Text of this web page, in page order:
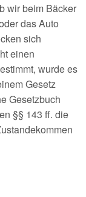
wir beim Bäcker
das Auto
sich
einen
wurde es
Gesetz
Gesetzbuch
§§ 143 ff. die